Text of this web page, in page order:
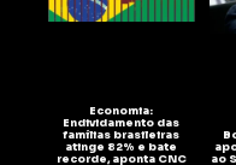
Economia:
Endividamento das
famílias brasileiras
atinge 82% e bate
recorde, aponta CNC
ao